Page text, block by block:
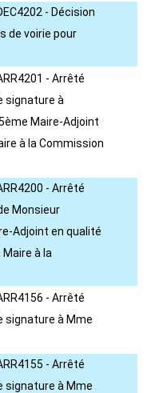
- Décision
de voirie pour
- Arrêté
signature à
Maire-Adjoint
à la Commission
- Arrêté
Monsieur
Adjoint en qualité
à la
- Arrêté
signature à Mme
- Arrêté
signature à Mme